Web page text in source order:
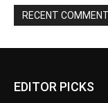
RECENT
EDITOR PICKS